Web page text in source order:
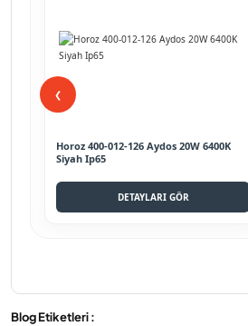
❮
Horoz 400-012-126 Aydos 20W 6400K
Siyah Ip65
DETAYLARI GÖR
Blog Etiketleri :